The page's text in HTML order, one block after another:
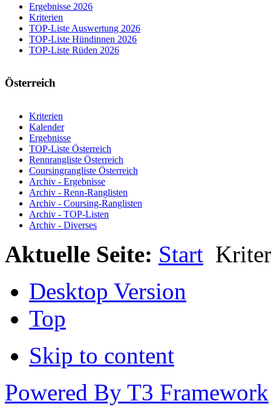
Ergebnisse 2026
Kriterien
TOP-Liste Auswertung 2026
TOP-Liste Hündinnen 2026
TOP-Liste Rüden 2026
Österreich
Kriterien
Kalender
Ergebnisse
TOP-Liste Österreich
Rennrangliste Österreich
Coursingrangliste Österreich
Archiv - Ergebnisse
Archiv - Renn-Ranglisten
Archiv - Coursing-Ranglisten
Archiv - TOP-Listen
Archiv - Diverses
Aktuelle Seite: Start
Desktop Version
Top
Skip to content
Powered By T3 Framework